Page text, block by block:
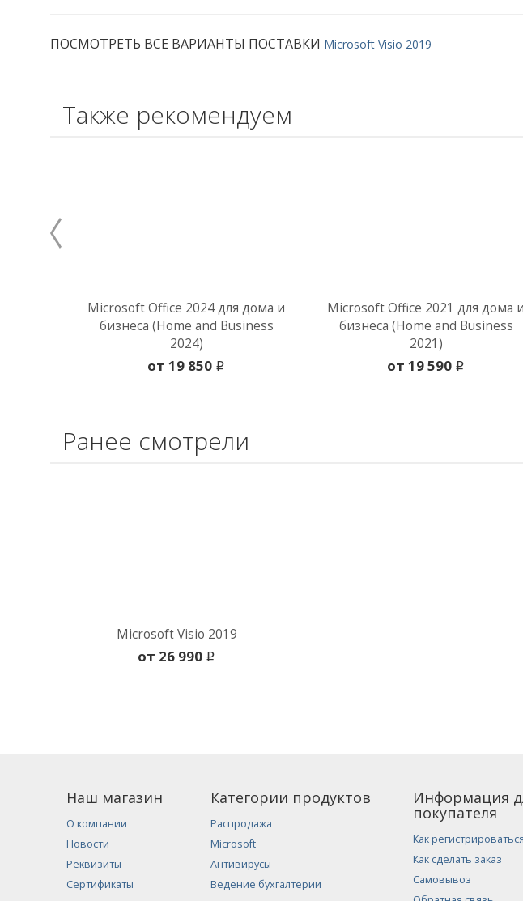
ПОСМОТРЕТЬ ВСЕ ВАРИАНТЫ ПОСТАВКИ Microsoft Visio 2019
Также рекомендуем
Microsoft Office 2024 для дома и
бизнеса (Home and Business
2024)
oт 19 850 i
Microsoft Office 2021 для дома и
бизнеса (Home and Business
2021)
oт 19 590 i
Ранее смотрели
Microsoft Visio 2019
oт 26 990 i
Наш магазин
О компании
Новости
Реквизиты
Сертификаты
Категории продуктов
Распродажа
Microsoft
Антивирусы
Ведение бухгалтерии
Информация
покупателя
Как регистрироваться
Как сделать заказ
Самовывоз